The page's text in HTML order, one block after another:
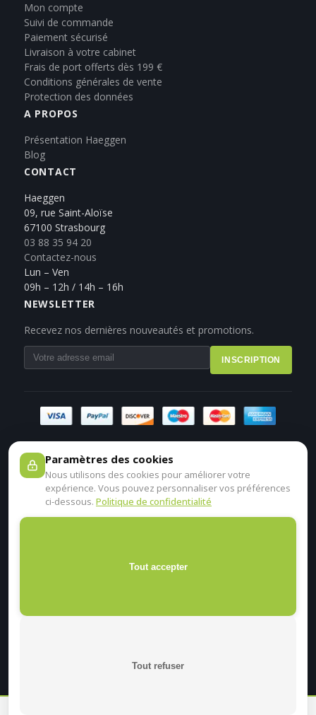
Mon compte
Suivi de commande
Paiement sécurisé
Livraison à votre cabinet
Frais de port offerts dès 199 €
Conditions générales de vente
Protection des données
A PROPOS
Présentation Haeggen
Blog
CONTACT
Haeggen
09, rue Saint-Aloïse
67100 Strasbourg
03 88 35 94 20
Contactez-nous
Lun – Ven
09h – 12h / 14h – 16h
NEWSLETTER
Recevez nos dernières nouveautés et promotions.
INSCRIPTION
Paramètres des cookies
Nous utilisons des cookies pour améliorer votre
expérience. Vous pouvez personnaliser vos préférences
ci-dessous. Politique de confidentialité
Tout accepter
Tout refuser